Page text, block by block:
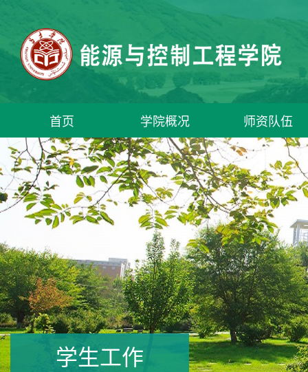
首页 学院概况 师资队伍
学生工作